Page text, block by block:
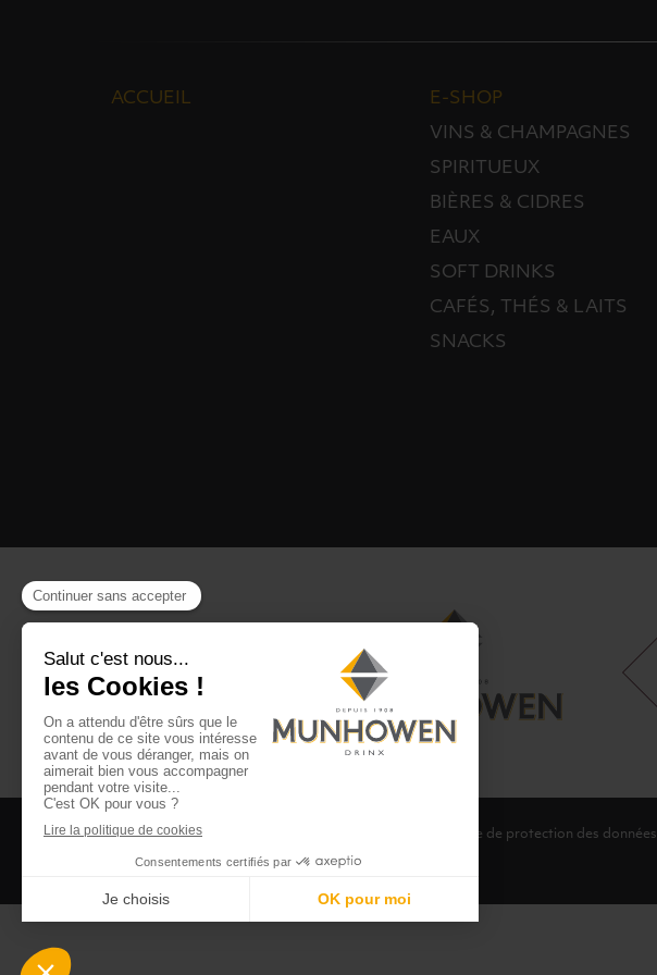
ACCUEIL
E-SHOP
VINS & CHAMPAGNES
SPIRITUEUX
BIÈRES & CIDRES
EAUX
SOFT DRINKS
CAFÉS, THÉS & LAITS
SNACKS
CGV CGU Club Drinx Politique de protection des données
©2026 Munhowen Drinx / Tous droits réservés